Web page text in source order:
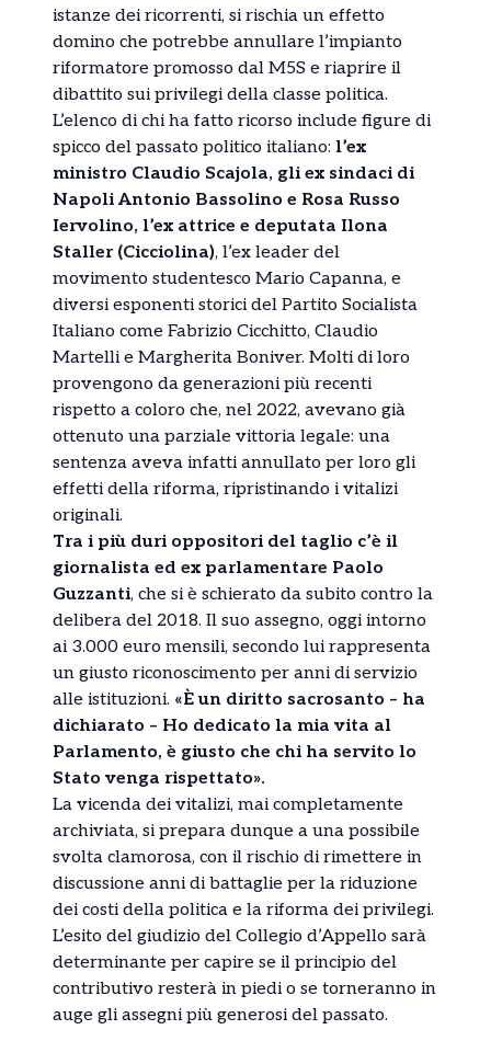
istanze dei ricorrenti, si rischia un effetto
domino che potrebbe annullare l’impianto
riformatore promosso dal M5S e riaprire il
dibattito sui privilegi della classe politica.
L’elenco di chi ha fatto ricorso include figure di
spicco del passato politico italiano: l’ex
ministro Claudio Scajola, gli ex sindaci di
Napoli Antonio Bassolino e Rosa Russo
Iervolino, l’ex attrice e deputata Ilona
Staller (Cicciolina), l’ex leader del
movimento studentesco Mario Capanna, e
diversi esponenti storici del Partito Socialista
Italiano come Fabrizio Cicchitto, Claudio
Martelli e Margherita Boniver. Molti di loro
provengono da generazioni più recenti
rispetto a coloro che, nel 2022, avevano già
ottenuto una parziale vittoria legale: una
sentenza aveva infatti annullato per loro gli
effetti della riforma, ripristinando i vitalizi
originali.
Tra i più duri oppositori del taglio c’è il
giornalista ed ex parlamentare Paolo
Guzzanti, che si è schierato da subito contro la
delibera del 2018. Il suo assegno, oggi intorno
ai 3.000 euro mensili, secondo lui rappresenta
un giusto riconoscimento per anni di servizio
alle istituzioni. «È un diritto sacrosanto – ha
dichiarato – Ho dedicato la mia vita al
Parlamento, è giusto che chi ha servito lo
Stato venga rispettato».
La vicenda dei vitalizi, mai completamente
archiviata, si prepara dunque a una possibile
svolta clamorosa, con il rischio di rimettere in
discussione anni di battaglie per la riduzione
dei costi della politica e la riforma dei privilegi.
L’esito del giudizio del Collegio d’Appello sarà
determinante per capire se il principio del
contributivo resterà in piedi o se torneranno in
auge gli assegni più generosi del passato.